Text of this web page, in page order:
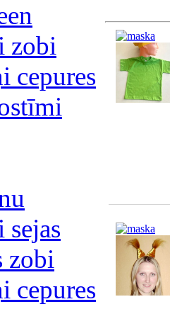
zobi
cepures
zobi
cepures